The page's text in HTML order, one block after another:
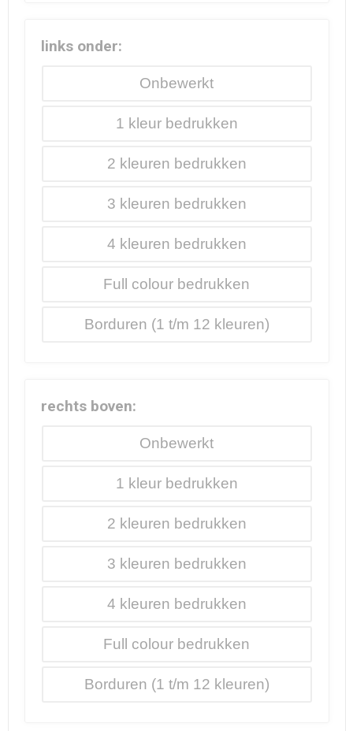
links onder:
Onbewerkt
1
2
3
4
Borduren
Full colour
rechts boven:
Onbewerkt
1
2
3
4
Borduren
Full colour